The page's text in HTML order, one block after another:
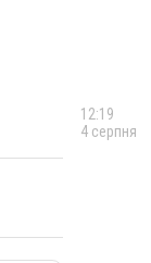
12:19
4 серпня